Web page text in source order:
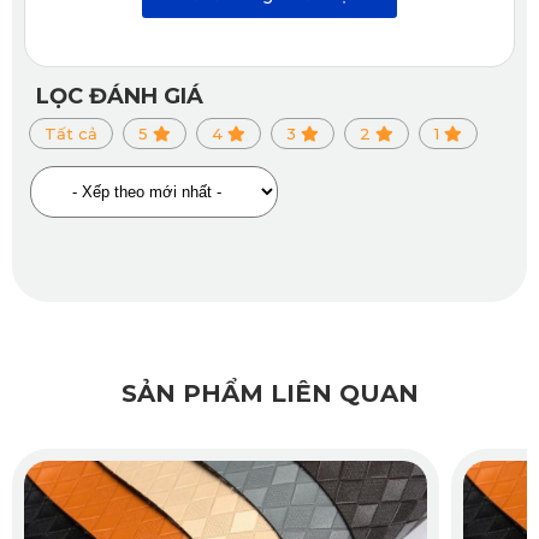
Nhờ đó,
thảm ôm trọn từng chi tiết, từ chân ghế đến các
gờ bo cạnh, giúp phủ kín toàn bộ bề mặt sàn mà không để
lại khoảng trống.
Không có sự lỏng lẻo hay xô lệch trong quá trình sử dụng.
Tất cả là nhờ thiết kế mặt đáy Knitted Backing co giãn, bám
mỏng nhẹ nhưng lại có khả năng cách âm cực tốt. Khi di
chuyển, bạn sẽ cảm nhận được sự yên tĩnh rõ rệt trong
LỌC ĐÁNH GIÁ
Tất cả 5 4 3 2 1
SẢN PHẨM LIÊN QUAN